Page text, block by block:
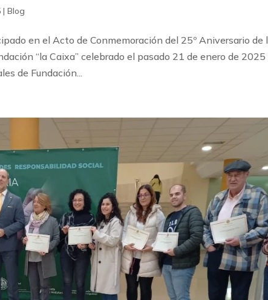
|Blog
en el Acto de Conmemoración del 25º Aniversario de
“la Caixa” celebrado el pasado 21 de enero de
de Fundación...